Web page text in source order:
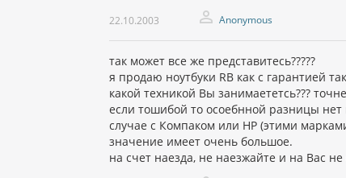
22.10.2003 Anonymous
так может все же представитесь?????
я продаю ноутбуки RB как с гарантией
какой техникой Вы занимаететсь???
если тошибой то осоебнной разницы нет
случае с Компаком или HP (этими
значение имеет очень большое.
на счет наезда, не наезжайте и на Вас не